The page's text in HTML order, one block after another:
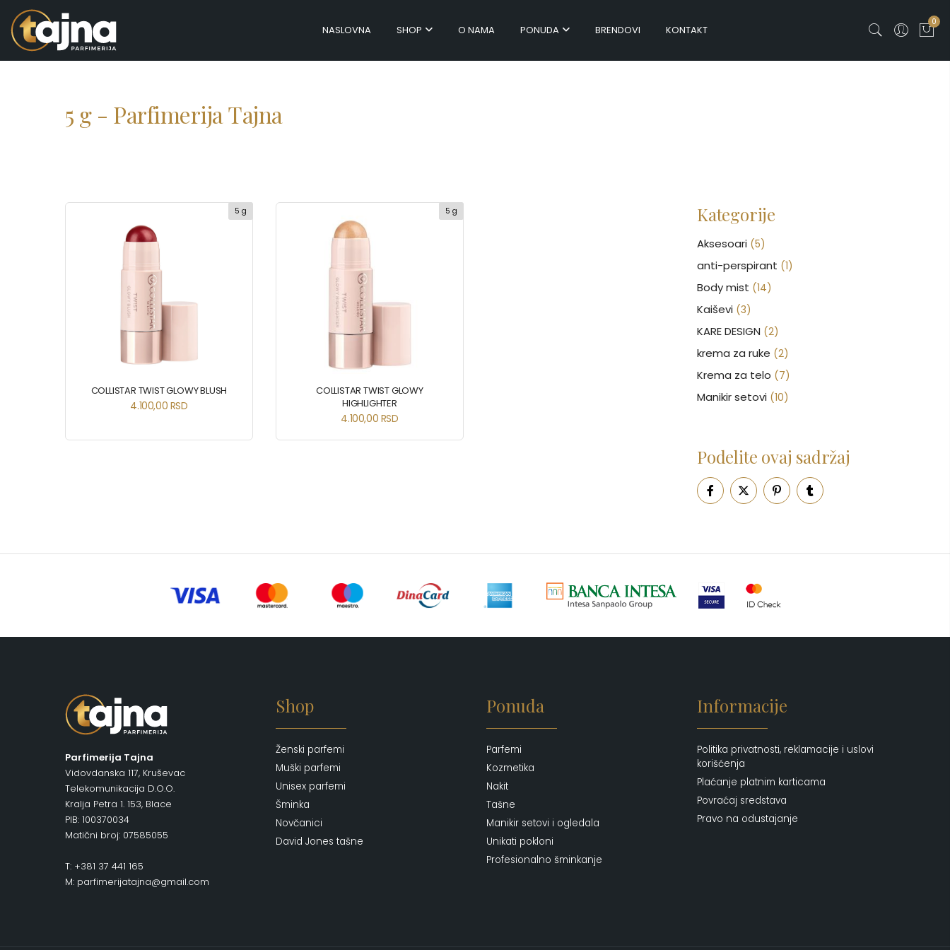
NASLOVNA SHOP O NAMA PONUDA BRENDOVI KONTAKT
0
5 g - Parfimerija Tajna
5 g
COLLISTAR TWIST GLOWY BLUSH
4.100,00 RSD
5 g
COLLISTAR TWIST GLOWY
HIGHLIGHTER
4.100,00 RSD
Kategorije
Aksesoari (5)
anti-perspirant (1)
Body mist (14)
Kaiševi (3)
KARE DESIGN (2)
krema za ruke (2)
Krema za telo (7)
Manikir setovi (10)
Nega lica (88)
Nega tela (93)
Neseseri (16)
Ogledalo (6)
Pepe Jeans Ranac
Putni program (50)
Tašne (69)
Uncategorized
Podelite ovaj sadržaj
Parfimerija Tajna
Vidovdanska 117, Kruševac
Telekomunikacija D.O.O.
Kralja Petra 1. 153, Blace
PIB: 100370034
Matični broj: 07585055
T: +381 37 441 165
M: parfimerijatajna@gmail.com
Shop
Ženski parfemi
Muški parfemi
Unisex parfemi
Šminka
Novčanici
David Jones tašne
Ponuda
Parfemi
Kozmetika
Nakit
Tašne
Manikir setovi i ogledala
Unikati pokloni
Profesionalno šminkanje
Informacije
Politika privatnosti, reklamacije i uslovi
korišćenja
Plaćanje platnim karticama
Povraćaj sredstava
Pravo na odustajanje